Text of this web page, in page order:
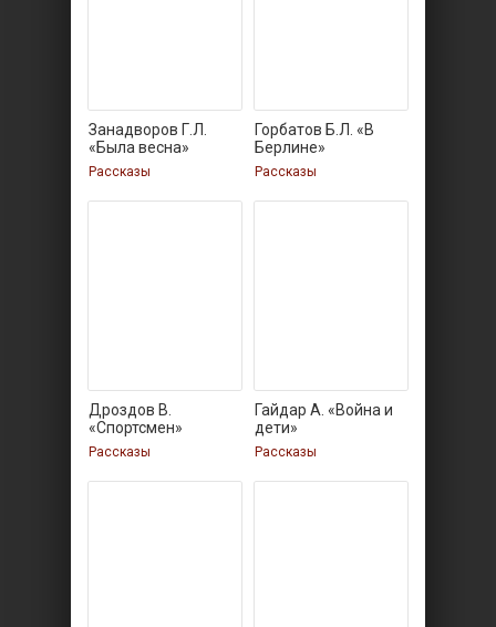
Занадворов Г.Л.
«Была весна»
Рассказы
Горбатов Б.Л. «В
Берлине»
Рассказы
Дроздов В.
«Спортсмен»
Рассказы
Гайдар А. «Война и
дети»
Рассказы